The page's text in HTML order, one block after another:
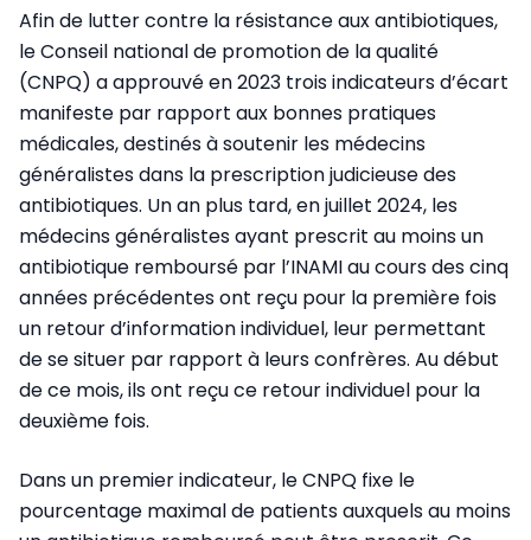
Afin de lutter contre la résistance aux antibiotiques,
le Conseil national de promotion de la qualité
(CNPQ) a approuvé en 2023 trois indicateurs d’écart
manifeste par rapport aux bonnes pratiques
médicales, destinés à soutenir les médecins
généralistes dans la prescription judicieuse des
antibiotiques. Un an plus tard, en juillet 2024, les
médecins généralistes ayant prescrit au moins un
antibiotique remboursé par l’INAMI au cours des cinq
années précédentes ont reçu pour la première fois
un retour d’information individuel, leur permettant
de se situer par rapport à leurs confrères. Au début
de ce mois, ils ont reçu ce retour individuel pour la
deuxième fois.
Dans un premier indicateur, le CNPQ fixe le
pourcentage maximal de patients auxquels au moins